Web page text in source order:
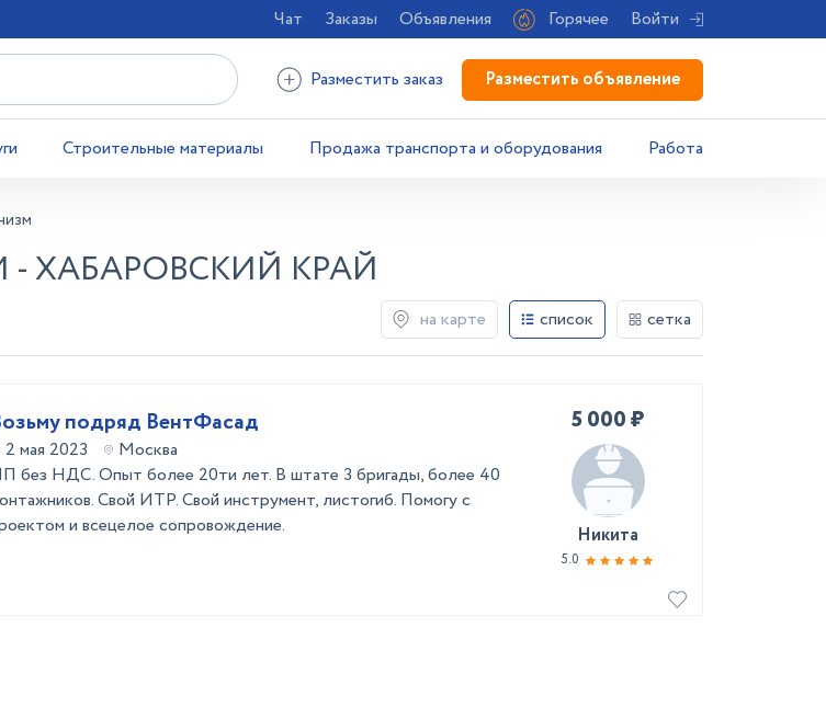
Чат Заказы Объявления Горячее Войти
Разместить заказ Разместить объявление
Строительные материалы Продажа транспорта и оборудования Работа
КРАЙ
на карте список сетка
подряд ВентФасад
2 мая 2023
Москва
без НДС. Опыт более 20ти лет. В штате 3 бригады, более 40
Свой ИТР. Свой инструмент, листогиб. Помогу с
и всецелое сопровождение.
5 000 ₽
Никита
5.0